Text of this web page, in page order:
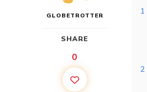
GLOBETROTTER
SHARE
0
1
2